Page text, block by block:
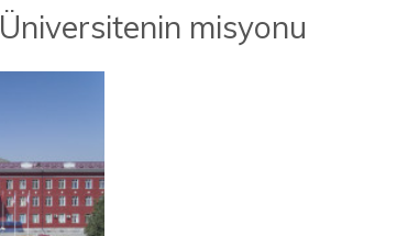
Üniversitenin misyonu